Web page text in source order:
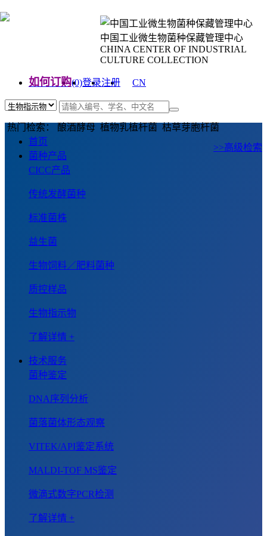
中国工业微生物菌种保藏管理中心
CHINA CENTER OF INDUSTRIAL
CULTURE COLLECTION
如何订购(0)登录注册
CN
热门检索： 酿酒酵母 植物乳植杆菌 枯草芽胞杆菌
>>高级检索
首页
菌种产品
CICC产品
传统发酵菌种
标准菌株
益生菌
生物饲料／肥料菌种
质控样品
生物指示物
了解详情 +
技术服务
菌种鉴定
DNA序列分析
菌落菌体形态观察
VITEK/API鉴定系统
MALDI-TOF MS鉴定
微滴式数字PCR检测
了解详情 +